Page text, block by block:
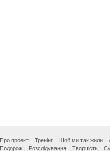
Про проект Тренінг Щоб ми так жили
Подорож
Розслідування Творчість